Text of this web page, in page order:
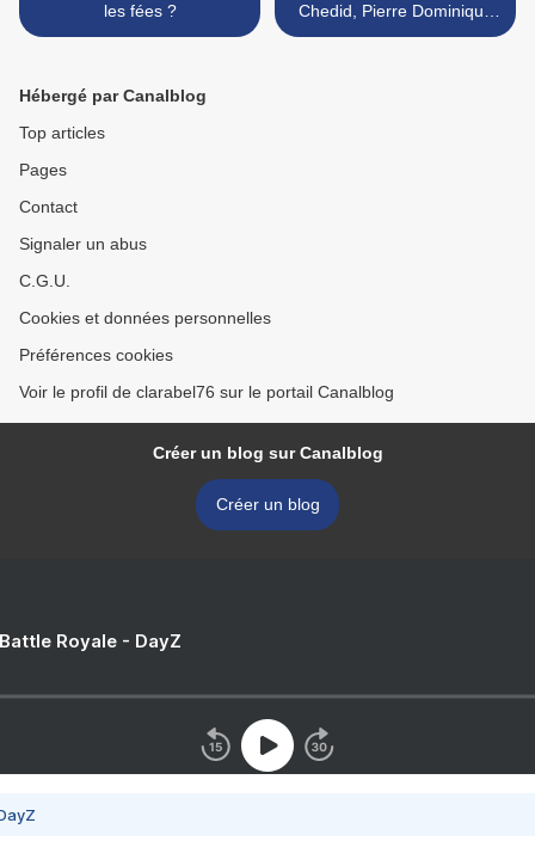
les fées ?
Chedid, Pierre Dominique
Burgaud & Cyril Houplain >
Hébergé par Canalblog
Top articles
Pages
Contact
Signaler un abus
C.G.U.
Cookies et données personnelles
Préférences cookies
Voir le profil de clarabel76 sur le portail Canalblog
Créer un blog sur Canalblog
Créer un blog
Royale - DayZ